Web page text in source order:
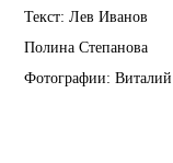
Текст:Лев Иванов
Полина Степанова
Фотографии: